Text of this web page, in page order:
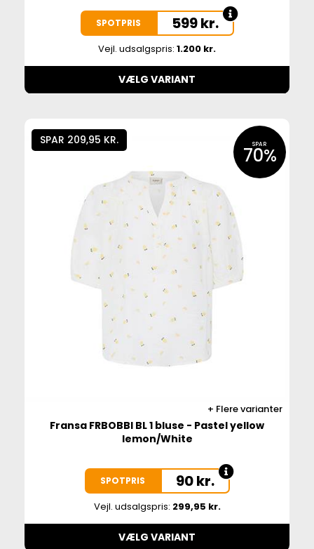
SPOTPRIS 599kr.
Vejl. udsalgspris: 1.200 kr.
VÆLG VARIANT
SPAR 209,95 KR. SPAR
70%
Flere varianter
Fransa FRBOBBI BL 1 bluse - Pastel yellow
lemon/White
SPOTPRIS 90kr.
Vejl. udsalgspris: 299,95 kr.
VÆLG VARIANT